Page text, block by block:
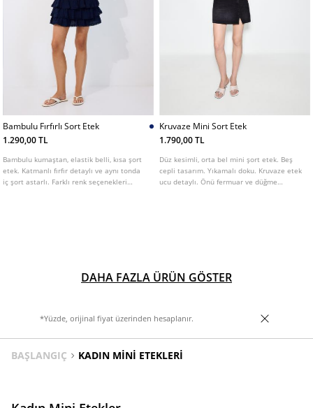
Bambulu Fırfırlı Sort Etek
1.290,00 TL
Bambulu kumaştan, elastik belli, kısa şort
etek. Katmanlı fırfır detaylı ve aynı tonda
iç şort astarlı. Farklı renk seçenekleri
Kruvaze Mini Sort Etek
1.790,00 TL
Düz kesimli, orta bel mini şort etek. Beş
cepli tasarım. Yıkamalı doku. Kruvaze etek
ucu detaylı. Önü fermuar ve düğme
DAHA FAZLA ÜRÜN GÖSTER
*Yüzde, orijinal fiyat üzerinden hesaplanır.
BAŞLANGIÇ KADIN MINI ETEKLERI